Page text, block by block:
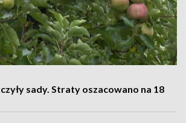
sady. Straty oszacowano na 18